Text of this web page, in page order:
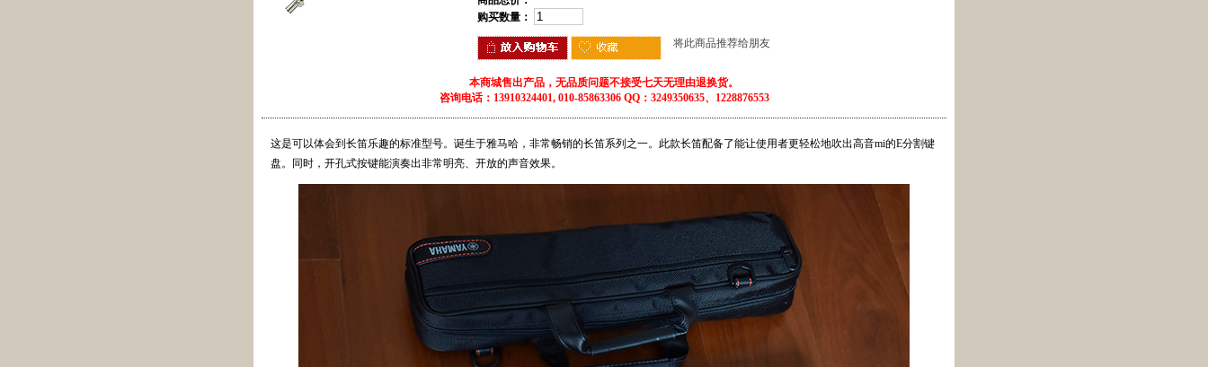
购买数量：
将此商品推荐给朋友
本商城售出产品，无品质问题不接受七天无理由退换货。
咨询电话：13910324401, 010-85863306 QQ：3249350635、1228876553
这是可以体会到长笛乐趣的标准型号。诞生于雅马哈，非常畅销的长笛系列之一。此款长笛配备了能让使用者更轻松地吹出高音mi的E分割键
盘。同时，开孔式按键能演奏出非常明亮、开放的声音效果。